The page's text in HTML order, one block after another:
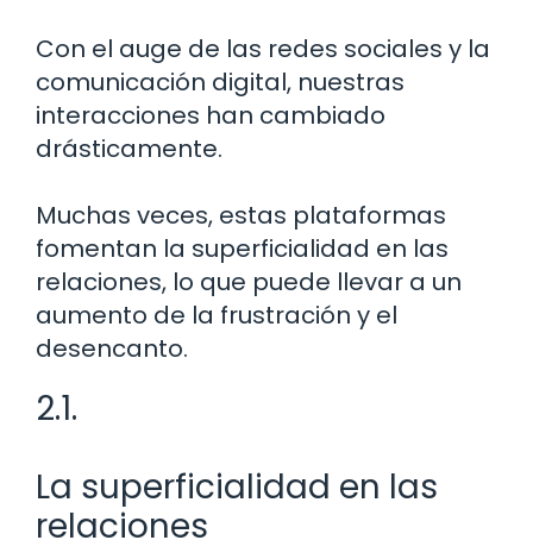
Con el auge de las redes sociales y la
comunicación digital, nuestras
interacciones han cambiado
drásticamente.
Muchas veces, estas plataformas
fomentan la superficialidad en las
relaciones, lo que puede llevar a un
aumento de la frustración y el
desencanto.
2.1.
La superficialidad en las
relaciones